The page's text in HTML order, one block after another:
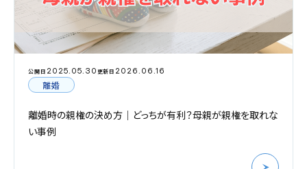
公開日 2025.05.30 更新日 2026.06.16
離婚
離婚時の親権の決め方｜どっちが有利？母親が親権を取れな
い事例